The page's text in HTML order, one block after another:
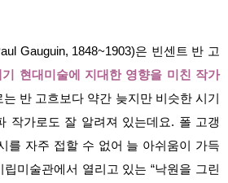
Gauguin, 1848~1903)은 빈센트 반 고
기 현대미술에 지대한 영향을 미친 작가
반 고흐보다 약간 늦지만 비슷한 시기
작가로도 잘 알려져 있는데요. 폴 고갱
를 자주 접할 수 없어 늘 아쉬움이 가득
미술관에서 열리고 있는 “낙원을 그린